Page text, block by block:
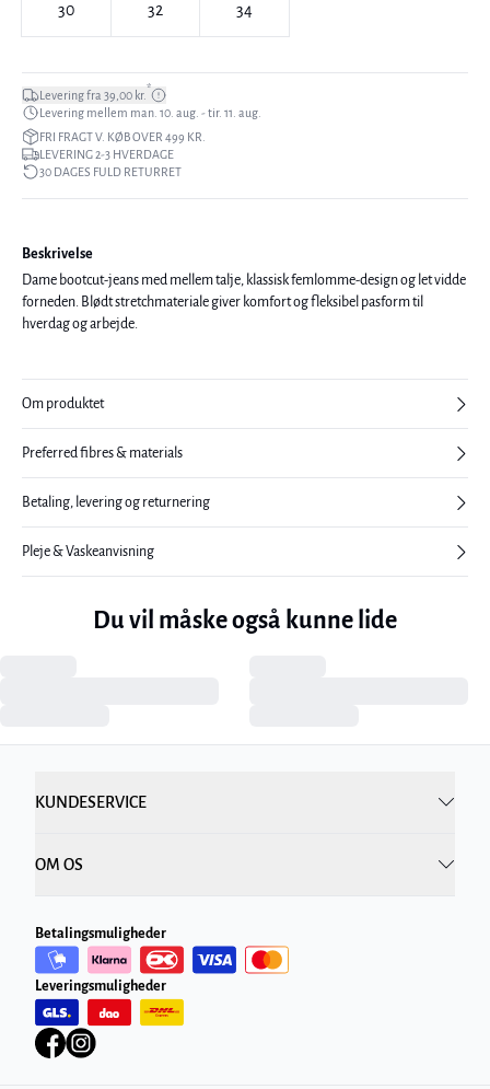
30 32 34
Levering fra 39,00 kr.*
Levering mellem man. 10. aug. - tir. 11. aug.
FRI FRAGT V. KØB OVER 499 KR.
LEVERING 2-3 HVERDAGE
30 DAGES FULD RETURRET
Beskrivelse
Dame bootcut-jeans med mellem talje, klassisk femlomme-design og let vidde
forneden. Blødt stretchmateriale giver komfort og fleksibel pasform til
hverdag og arbejde.
Om produktet
Preferred fibres & materials
Betaling, levering og returnering
Pleje & Vaskeanvisning
Du vil måske også kunne lide
KUNDESERVICE
OM OS
Betalingsmuligheder
Leveringsmuligheder